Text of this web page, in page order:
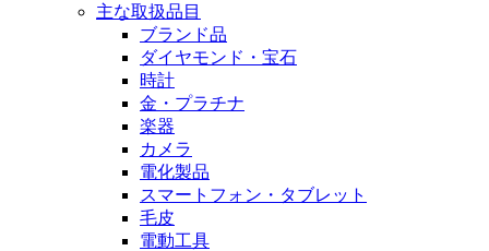
主な取扱品目
ブランド品
ダイヤモンド・宝石
時計
金・プラチナ
楽器
カメラ
電化製品
スマートフォン・タブレット
毛皮
電動工具